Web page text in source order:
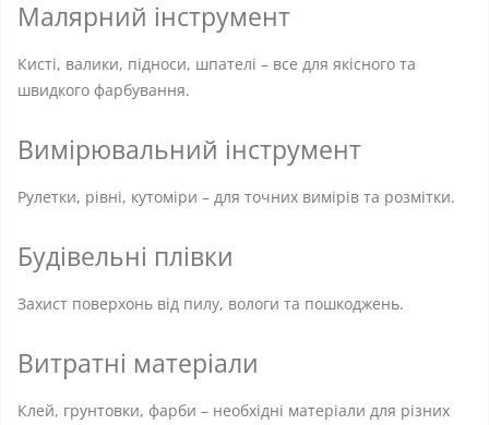
Малярний інструмент
Кисті, валики, підноси, шпателі – все для якісного та
швидкого фарбування.
Вимірювальний інструмент
Рулетки, рівні, кутоміри – для точних вимірів та розмітки.
Будівельні плівки
Захист поверхонь від пилу, вологи та пошкоджень.
Витратні матеріали
Клей, грунтовки, фарби – необхідні матеріали для різних